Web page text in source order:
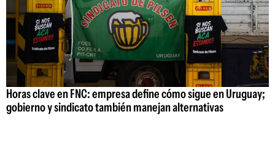
Horas clave en FNC: empresa define cómo sigue en Uruguay;
gobierno y sindicato también manejan alternativas